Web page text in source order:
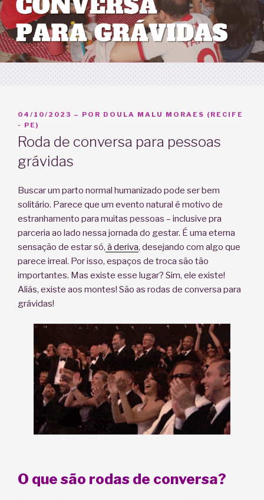
PUBLICADO
EM
04/10/2023 – POR DOULA MALU MORAES (RECIFE
- PE)
Roda de conversa para pessoas
grávidas
Buscar um parto normal humanizado pode ser bem
solitário. Parece que um evento natural é motivo de
estranhamento para muitas pessoas – inclusive pra
parceria ao lado nessa jornada do gestar. É uma eterna
sensação de estar só, à deriva, desejando com algo que
parece irreal. Por isso, espaços de troca são tão
importantes. Mas existe esse lugar? Sim, ele existe!
Aliás, existe aos montes! São as rodas de conversa para
grávidas!
O que são rodas de conversa?